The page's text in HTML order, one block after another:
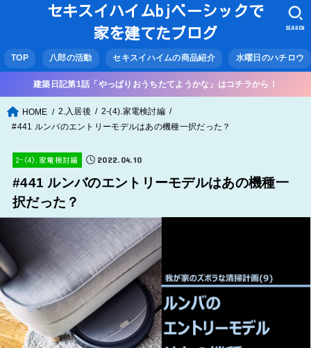
セキスイハイムbjベーシックで
家を建てたブログ
TOP 八郎の活動 セキスイハイムの商品紹介 水曜日のハチロウ
SEARCH
建築日記第1話「やっぱりおうちたてようかな」はコチラから！
HOME 2.入居後
2-(4).家電検討編
#441 ルンバのエントリーモデルはあの機種一択だった？
2-(4).家電検討編 2022.04.10
#441 ルンバのエントリーモデルはあの機種一
択だった？